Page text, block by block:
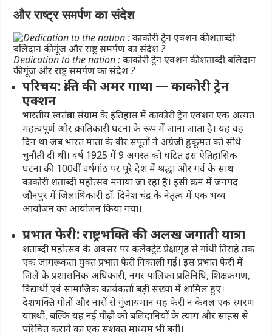
और राष्ट्र समर्पण का संदेश
Dedication to the nation : काकोरी ट्रेन एक्शन की शताब्दी बलिदान
की गूंज और राष्ट्र समर्पण का संदेश ?
परिचय: क्रांति की अमर गाथा — काकोरी ट्रेन
एक्शन
भारतीय स्वतंत्रता संग्राम के इतिहास मेंकाकोरी ट्रेन एक्शनएक अत्यंत
महत्वपूर्ण और क्रांतिकारी घटना के रूप में जाना जाता है। यह वह
दिन था जब भारत माता के वीर सपूतों ने अंग्रेजी हुकूमत को सीधे
चुनौती दी थी। वर्ष 1925 में 9 अगस्त को घटित इस ऐतिहासिक
घटना की 100वीं वर्षगांठ पर पूरे देश में श्रद्धा और गर्व के साथ
काकोरी शताब्दी महोत्सवमनाया जा रहा है। इसी क्रम में जनपद
जौनपुर में जिलाधिकारी डॉ. दिनेश चंद्र के नेतृत्व में एक भव्य
आयोजन का आयोजन किया गया।
प्रभात फेरी: राष्ट्रभक्ति की अलख जगाती यात्रा
शताब्दी महोत्सव के अवसर परकलेक्ट्रेट प्रेक्षागृह से गांधी तिराहे तक
एक जागरूकता युक्तप्रभात फेरीनिकाली गई। इस प्रभात फेरी में
जिले के प्रशासनिक अधिकारी, नगर पालिका प्रतिनिधि, शिक्षकगण,
विद्यार्थी एवं सामाजिक कार्यकर्ता बड़ी संख्या में शामिल हुए।
देशभक्ति गीतों और नारों से गुंजायमान यह फेरी न केवल एक स्मरण
यात्रा थी, बल्कि यह नई पीढ़ी को बलिदानियों के त्याग और साहस से
परिचित कराने का एक सशक्त माध्यम भी बनी।